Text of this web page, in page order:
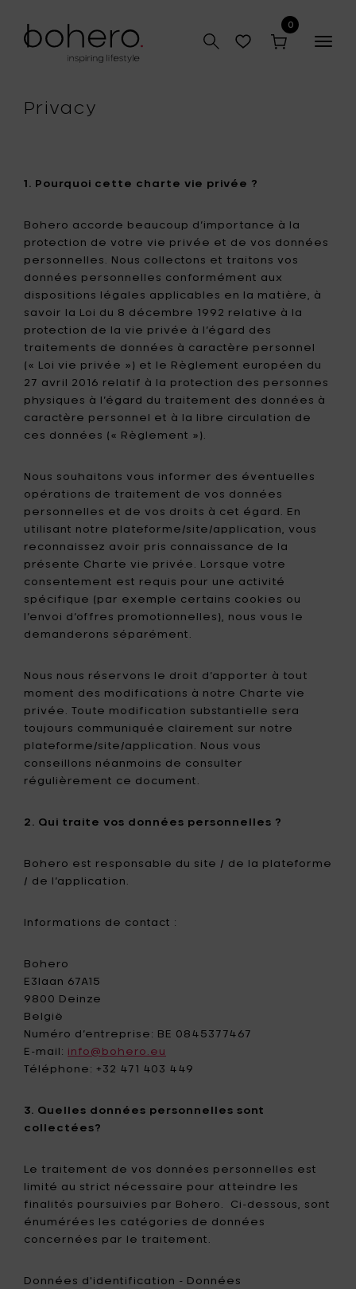
0
Privacy
1. Pourquoi cette charte vie privée ?
Bohero accorde beaucoup d’importance à la
protection de votre vie privée et de vos données
personnelles. Nous collectons et traitons vos
données personnelles conformément aux
dispositions légales applicables en la matière, à
savoir la Loi du 8 décembre 1992 relative à la
protection de la vie privée à l’égard des
traitements de données à caractère personnel
(« Loi vie privée ») et le Règlement européen du
27 avril 2016 relatif à la protection des personnes
physiques à l’égard du traitement des données à
caractère personnel et à la libre circulation de
ces données (« Règlement »).
Nous souhaitons vous informer des éventuelles
opérations de traitement de vos données
personnelles et de vos droits à cet égard. En
utilisant notre plateforme/site/application, vous
reconnaissez avoir pris connaissance de la
présente Charte vie privée. Lorsque votre
consentement est requis pour une activité
spécifique (par exemple certains cookies ou
l’envoi d’offres promotionnelles), nous vous le
demanderons séparément.
Nous nous réservons le droit d’apporter à tout
moment des modifications à notre Charte vie
privée. Toute modification substantielle sera
toujours communiquée clairement sur notre
plateforme/site/application. Nous vous
conseillons néanmoins de consulter
régulièrement ce document.
2. Qui traite vos données personnelles ?
Bohero est responsable du site / de la plateforme
/ de l’application.
Informations de contact :
Bohero
E3laan 67A15
9800 Deinze
België
Numéro d’entreprise: BE 0845377467
E-mail: info@bohero.eu
Téléphone: +32 471 403 449
3. Quelles données personnelles sont
collectées?
Le traitement de vos données personnelles est
limité au strict nécessaire pour atteindre les
finalités poursuivies par Bohero. Ci-dessous, sont
énumérées les catégories de données
concernées par le traitement.
Données d'identification - Données